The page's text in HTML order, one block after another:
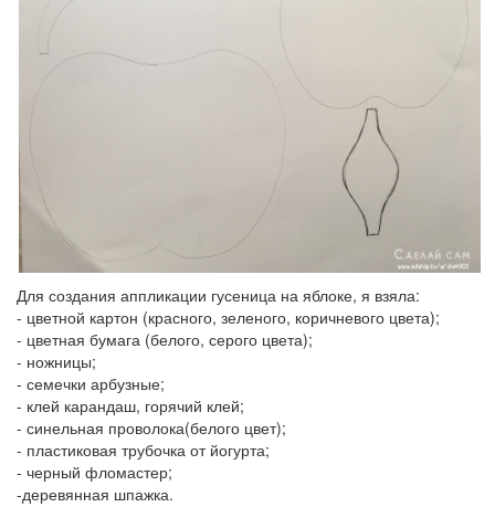
Для создания аппликации гусеница на яблоке, я взяла:
- цветной картон (красного, зеленого, коричневого цвета);
- цветная бумага (белого, серого цвета);
- ножницы;
- семечки арбузные;
- клей карандаш, горячий клей;
- синельная проволока(белого цвет);
- пластиковая трубочка от йогурта;
- черный фломастер;
-деревянная шпажка.